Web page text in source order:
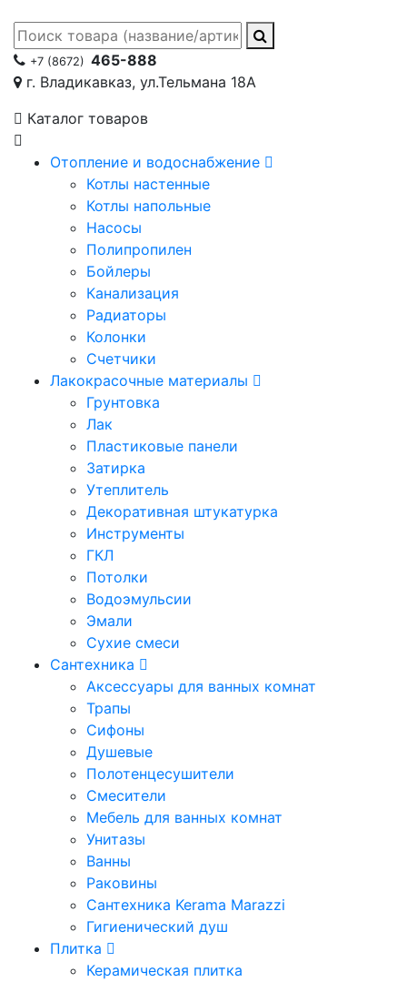
+7 (8672) 465-888
г. Владикавказ, ул.Тельмана 18А
Каталог товаров
Отопление и водоснабжение
Котлы настенные
Котлы напольные
Насосы
Полипропилен
Бойлеры
Канализация
Радиаторы
Колонки
Счетчики
Лакокрасочные материалы
Грунтовка
Лак
Пластиковые панели
Затирка
Утеплитель
Декоративная штукатурка
Инструменты
ГКЛ
Потолки
Водоэмульсии
Эмали
Сухие смеси
Сантехника
Аксессуары для ванных комнат
Трапы
Сифоны
Душевые
Полотенцесушители
Смесители
Мебель для ванных комнат
Унитазы
Ванны
Раковины
Сантехника Kerama Marazzi
Гигиенический душ
Плитка
Керамическая плитка